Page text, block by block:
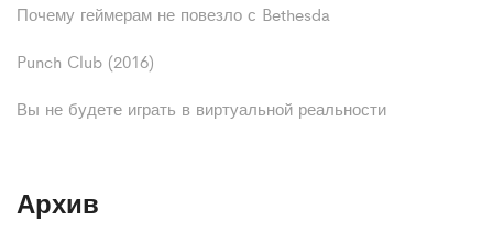
Почему геймерам не повезло с Bethesda
Punch Club (2016)
Вы не будете играть в виртуальной реальности
Архив